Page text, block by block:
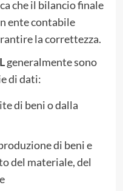
che il bilancio finale
ente contabile
la correttezza.
generalmente sono
di dati:
di beni o dalla
di beni e
del materiale, del